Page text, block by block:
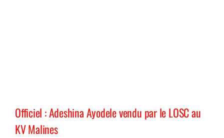
Officiel : Adeshina Ayodele vendu par le LOSC au
KV Malines